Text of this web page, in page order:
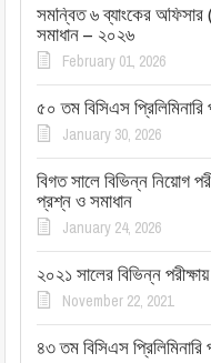
সমন্বিত ৬ ব্যাংকের
সমাধান – ২০২৬
February 01, 2026
৫০ তম বিসিএস
January 30, 2026
বিগত সালে বিভিন্ন নিয়োগ
প্রশ্ন ও সমাধান
January 24, 2026
২০২১ সালের বিভিন্ন
November 22, 2021
৪৩ তম বিসিএস